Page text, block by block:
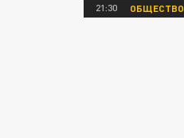
21:30 ОБЩЕСТВО